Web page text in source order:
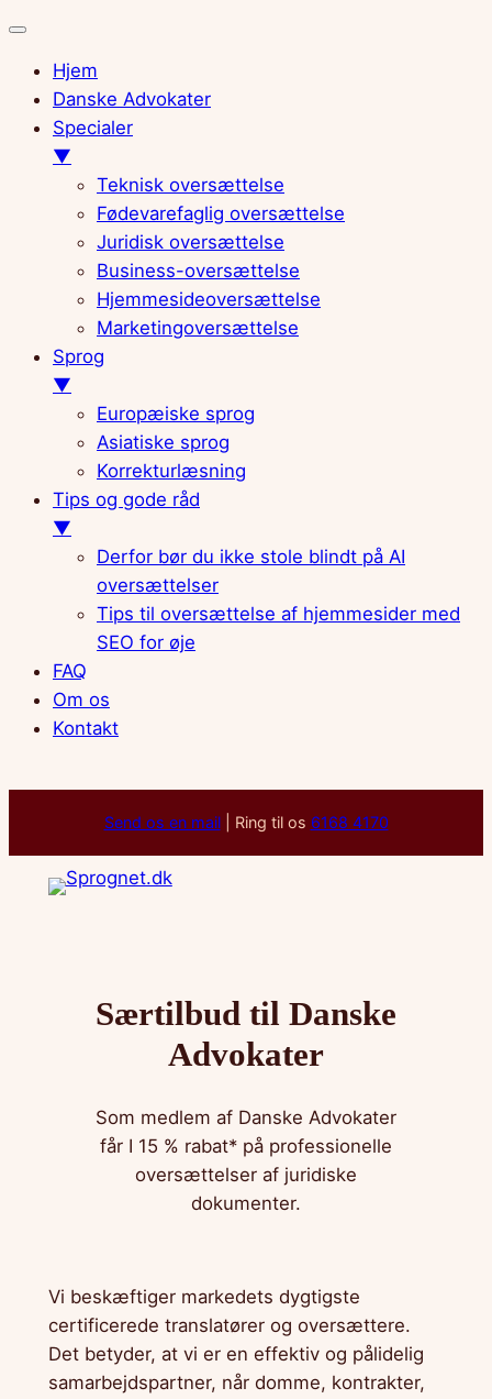
Hjem
Danske Advokater
Specialer
▼
Teknisk oversættelse
Fødevarefaglig oversættelse
Juridisk oversættelse
Business-oversættelse
Hjemmesideoversættelse
Marketingoversættelse
Sprog
▼
Europæiske sprog
Asiatiske sprog
Korrekturlæsning
Tips og gode råd
▼
Derfor bør du ikke stole blindt på AI
oversættelser
Tips til oversættelse af hjemmesider med
SEO for øje
FAQ
Om os
Kontakt
indhold
Send os en mail| Ring til os 6168 4170
Særtilbud til Danske
Advokater
Som medlem af Danske Advokater
får I 15 % rabat* på professionelle
oversættelser af juridiske
dokumenter.
Vi beskæftiger markedets dygtigste
certificerede translatører og oversættere.
Det betyder, at vi er en effektiv og pålidelig
samarbejdspartner, når domme, kontrakter,